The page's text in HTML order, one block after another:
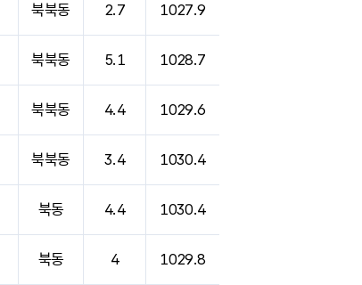
북북동 2.7 1027.9
북북동 5.1 1028.7
북북동 4.4 1029.6
북북동 3.4 1030.4
북동 4.4 1030.4
북동 4 1029.8